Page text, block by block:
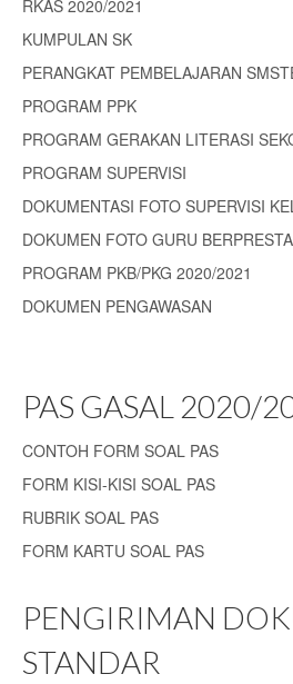
RKAS 2020/2021
KUMPULAN SK
PERANGKAT PEMBELAJARAN
PROGRAM PPK
PROGRAM GERAKAN LITERASI
PROGRAM SUPERVISI
DOKUMENTASI FOTO SUPERVISI
DOKUMEN FOTO GURU
PROGRAM PKB/PKG 2020/2021
DOKUMEN PENGAWASAN
PAS GASAL 2020/
CONTOH FORM SOAL PAS
FORM KISI-KISI SOAL PAS
RUBRIK SOAL PAS
FORM KARTU SOAL PAS
PENGIRIMAN
STANDAR